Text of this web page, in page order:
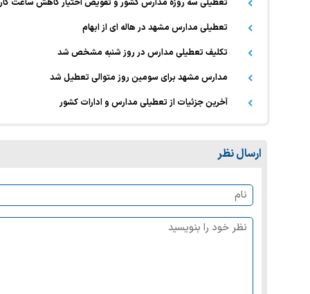
تعطیلی سه روزه مدارس کشور و تفویض اختیار کاهش ساعت کار
تعطیلی مدارس مشهد در هاله ای از ابهام
تکلیف تعطیلی مدارس در روز شنبه مشخص شد
مدارس مشهد برای سومین روز متوالی تعطیل شد
آخرین جزئیات از تعطیلی مدارس و ادارات کشور
ارسال نظر